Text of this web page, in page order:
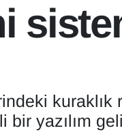
64.959,79
%1.11
kuraklık
yazılım